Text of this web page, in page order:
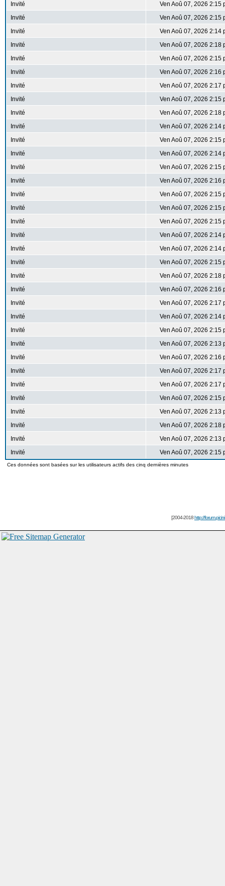
Invité
Ven Aoû 07, 2026 2:15
Invité
Ven Aoû 07, 2026 2:15
Invité
Ven Aoû 07, 2026 2:14
Invité
Ven Aoû 07, 2026 2:18
Invité
Ven Aoû 07, 2026 2:15
Invité
Ven Aoû 07, 2026 2:16
Invité
Ven Aoû 07, 2026 2:17
Invité
Ven Aoû 07, 2026 2:15
Invité
Ven Aoû 07, 2026 2:18
Invité
Ven Aoû 07, 2026 2:14
Invité
Ven Aoû 07, 2026 2:15
Invité
Ven Aoû 07, 2026 2:14
Invité
Ven Aoû 07, 2026 2:15
Invité
Ven Aoû 07, 2026 2:16
Invité
Ven Aoû 07, 2026 2:15
Invité
Ven Aoû 07, 2026 2:15
Invité
Ven Aoû 07, 2026 2:15
Invité
Ven Aoû 07, 2026 2:14
Invité
Ven Aoû 07, 2026 2:14
Invité
Ven Aoû 07, 2026 2:15
Invité
Ven Aoû 07, 2026 2:18
Invité
Ven Aoû 07, 2026 2:16
Invité
Ven Aoû 07, 2026 2:17
Invité
Ven Aoû 07, 2026 2:14
Invité
Ven Aoû 07, 2026 2:15
Invité
Ven Aoû 07, 2026 2:13
Invité
Ven Aoû 07, 2026 2:16
Invité
Ven Aoû 07, 2026 2:17
Invité
Ven Aoû 07, 2026 2:17
Invité
Ven Aoû 07, 2026 2:15
Invité
Ven Aoû 07, 2026 2:13
Invité
Ven Aoû 07, 2026 2:18
Invité
Ven Aoû 07, 2026 2:13
Invité
Ven Aoû 07, 2026 2:15
Ces données sont basées sur les utilisateurs actifs des cinq dernières minutes
[2004-2018http://